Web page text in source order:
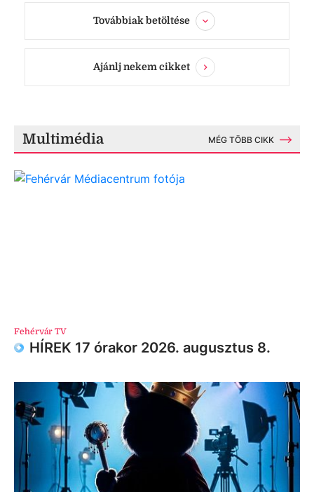
Továbbiak betöltése
Ajánlj nekem cikket
Multimédia MÉG TÖBB CIKK
Fehérvár TV
HÍREK 17 órakor 2026. augusztus 8.